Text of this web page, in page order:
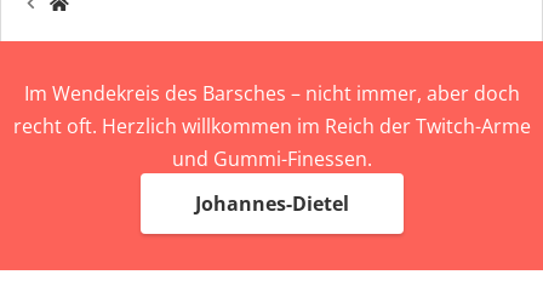
Im Wendekreis des Barsches – nicht immer, aber doch
recht oft. Herzlich willkommen im Reich der Twitch-Arme
und Gummi-Finessen.
Johannes-Dietel